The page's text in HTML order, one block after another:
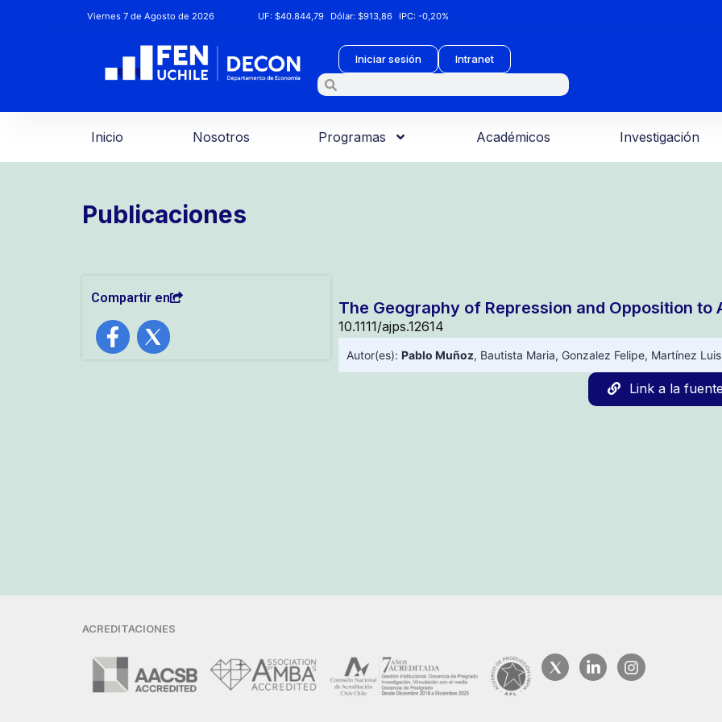
Viernes 7 de Agosto de 2026 UF:$40.844,79 Dólar:$913,86 IPC:-0,20%
Iniciar sesión Intranet
Inicio Nosotros Programas Académicos Investigación
Publicaciones
Compartir en
The Geography of Repression and Opposition to
10.1111/ajps.12614
Autor(es): Pablo Muñoz, Bautista Maria, Gonzalez Felipe, Martínez Luis
Link a la
ACREDITACIONES